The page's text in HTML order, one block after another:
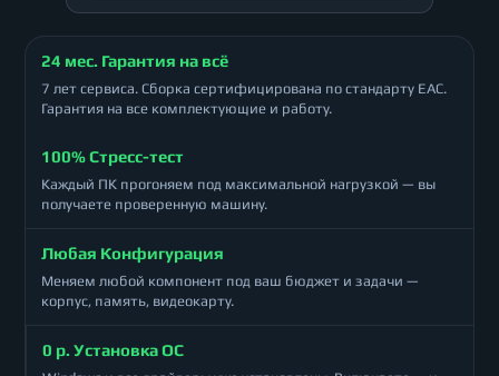
24 мес. Гарантия на всё
7 лет сервиса. Сборка сертифицирована по стандарту ЕАС.
Гарантия на все комплектующие и работу.
100% Стресс-тест
Каждый ПК прогоняем под максимальной нагрузкой — вы
получаете проверенную машину.
Любая Конфигурация
Меняем любой компонент под ваш бюджет и задачи —
корпус, память, видеокарту.
0 р. Установка ОС